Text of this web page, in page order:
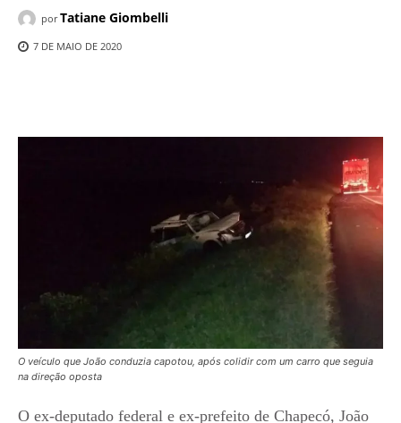
por Tatiane Giombelli
7 DE MAIO DE 2020
O veículo que João conduzia capotou, após colidir com um carro que seguia
na direção oposta
O ex-deputado federal e ex-prefeito de Chapecó, João